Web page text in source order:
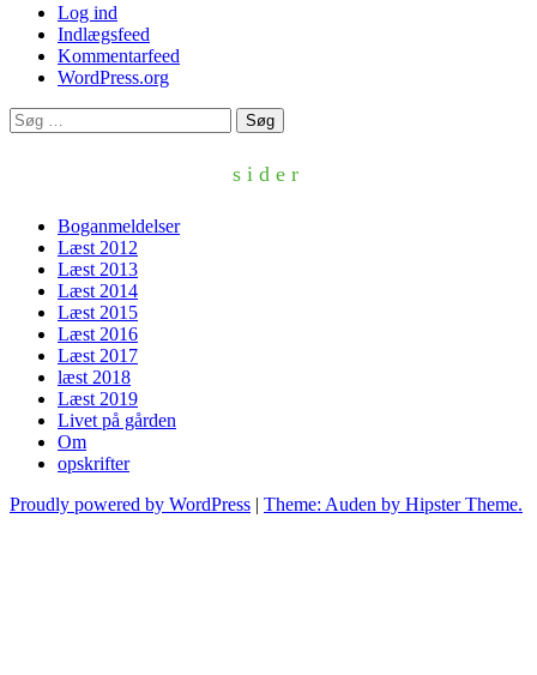
Log ind
Indlægsfeed
Kommentarfeed
WordPress.org
Søg
efter:
sider
Boganmeldelser
Læst 2012
Læst 2013
Læst 2014
Læst 2015
Læst 2016
Læst 2017
læst 2018
Læst 2019
Livet på gården
Om
opskrifter
Proudly powered by WordPress | Theme: Auden by Hipster Theme.